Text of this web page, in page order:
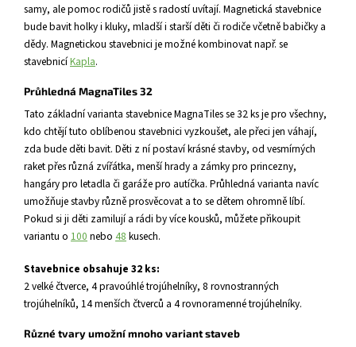
samy, ale pomoc rodičů jistě s radostí uvítají. Magnetická stavebnice
bude bavit holky i kluky, mladší i starší děti či rodiče včetně babičky a
dědy. Magnetickou stavebnici je možné kombinovat např. se
stavebnicíKapla.
Průhledná MagnaTiles 32
Tato základní varianta stavebnice MagnaTiles se 32 ks je pro všechny,
kdo chtějí tuto oblíbenou stavebnici vyzkoušet, ale přeci jen váhají,
zda bude děti bavit. Děti z ní postaví krásné stavby, od vesmírných
raket přes různá zvířátka, menší hrady a zámky pro princezny,
hangáry pro letadla či garáže pro autíčka. Průhledná varianta navíc
umožňuje stavby různě prosvěcovat a to se dětem ohromně líbí.
Pokud si ji děti zamilují a rádi by více kousků, můžete přikoupit
variantu o 100 nebo 48 kusech.
Stavebnice obsahuje 32 ks:
2 velké čtverce, 4 pravoúhlé trojúhelníky, 8 rovnostranných
trojúhelníků, 14 menších čtverců a 4 rovnoramenné trojúhelníky.
Různé tvary umožní mnoho variant staveb